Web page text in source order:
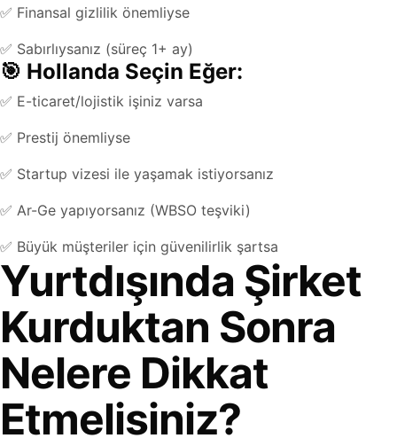
✅ Finansal gizlilik önemliyse
✅ Sabırlıysanız (süreç 1+ ay)
🎯 Hollanda Seçin Eğer:
✅ E-ticaret/lojistik işiniz varsa
✅ Prestij önemliyse
✅ Startup vizesi ile yaşamak istiyorsanız
✅ Ar-Ge yapıyorsanız (WBSO teşviki)
✅ Büyük müşteriler için güvenilirlik şartsa
Yurtdışında Şirket
Kurduktan Sonra
Nelere Dikkat
Etmelisiniz?